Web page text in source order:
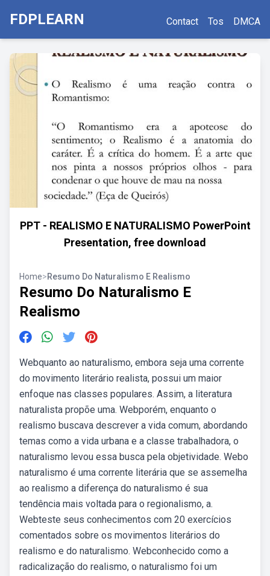
FDPLEARN Contact Tos DMCA
PPT - REALISMO E NATURALISMO PowerPoint
Presentation, free download
Home>Resumo Do Naturalismo E Realismo
Resumo Do Naturalismo E
Realismo
Webquanto ao naturalismo, embora seja uma corrente
do movimento literário realista, possui um maior
enfoque nas classes populares. Assim, a literatura
naturalista propõe uma. Webporém, enquanto o
realismo buscava descrever a vida comum, abordando
temas como a vida urbana e a classe trabalhadora, o
naturalismo levou essa busca pela objetividade. Webo
naturalismo é uma corrente literária que se assemelha
ao realismo a diferença do naturalismo é sua
tendência mais voltada para o regionalismo, a.
Webteste seus conhecimentos com 20 exercícios
comentados sobre os movimentos literários do
realismo e do naturalismo. Webconhecido como a
radicalização do realismo, o naturalismo foi um